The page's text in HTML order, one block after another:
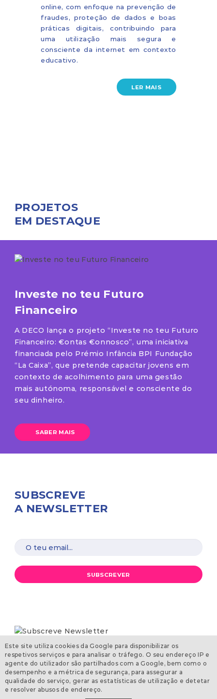
online, com enfoque na prevenção de
fraudes, proteção de dados e boas
práticas digitais, contribuindo para
uma utilização mais segura e
consciente da internet em contexto
educativo.
LER MAIS
PROJETOS
EM DESTAQUE
Investe no teu Futuro
Financeiro
A DECO lança o projeto “Investe no teu Futuro
Financeiro: €ontas €onnosco”, uma iniciativa
financiada pelo Prémio Infância BPI Fundação
“La Caixa”, que pretende capacitar jovens em
contexto de acolhimento para uma gestão
mais autónoma, responsável e consciente do
seu dinheiro.
SABER MAIS
SUBSCREVE
A NEWSLETTER
SUBSCREVER
©2026 DECOJovem. Todos os direitos reservados
Este site utiliza cookies da Google para disponibilizar os
respetivos serviços e para analisar o tráfego. O seu endereço IP e
agente do utilizador são partilhados com a Google, bem como o
desempenho e a métrica de segurança, para assegurar a
qualidade do serviço, gerar as estatísticas de utilização e detetar
e resolver abusos de endereço.